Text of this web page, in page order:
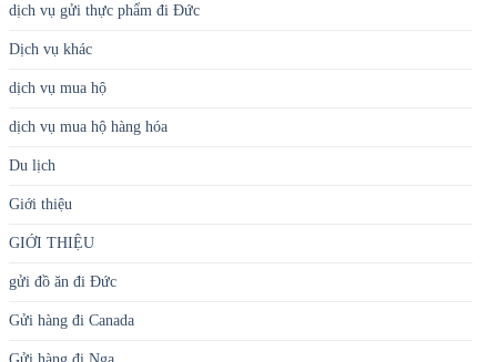
dịch vụ gửi thực phẩm đi Đức
Dịch vụ khác
dịch vụ mua hộ
dịch vụ mua hộ hàng hóa
Du lịch
Giới thiệu
GIỚI THIỆU
gửi đồ ăn đi Đức
Gửi hàng đi Canada